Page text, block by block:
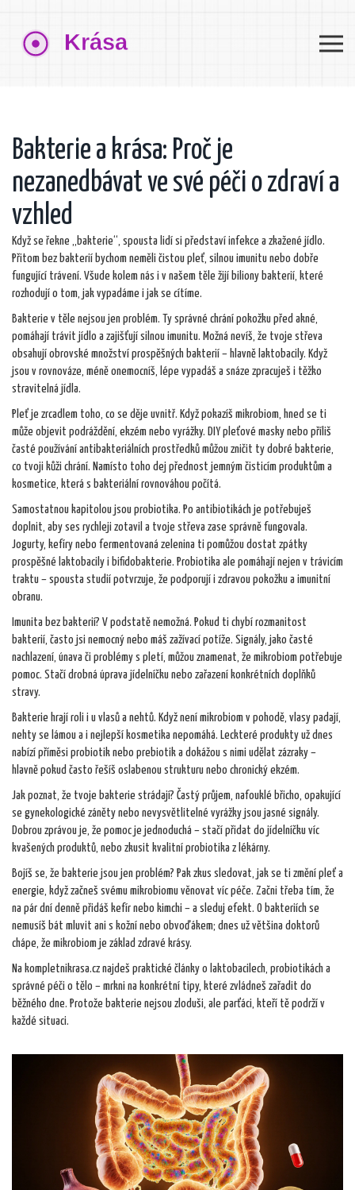
Bakterie a krása: Proč je
nezanedbávat ve své péči o zdraví a
vzhled
Když se řekne „bakterie“, spousta lidí si představí infekce a zkažené jídlo.
Přitom bez bakterií bychom neměli čistou pleť, silnou imunitu nebo dobře
fungující trávení. Všude kolem nás i v našem těle žijí biliony bakterií, které
rozhodují o tom, jak vypadáme i jak se cítíme.
Bakterie v těle nejsou jen problém. Ty správné chrání pokožku před akné,
pomáhají trávit jídlo a zajišťují silnou imunitu. Možná nevíš, že tvoje střeva
obsahují obrovské množství prospěšných bakterií – hlavně laktobacily. Když
jsou v rovnováze, méně onemocníš, lépe vypadáš a snáze zpracuješ i těžko
stravitelná jídla.
Pleť je zrcadlem toho, co se děje uvnitř. Když pokazíš mikrobiom, hned se ti
může objevit podráždění, ekzém nebo vyrážky. DIY pleťové masky nebo příliš
časté používání antibakteriálních prostředků můžou zničit ty dobré bakterie,
co tvoji kůži chrání. Namísto toho dej přednost jemným čisticím produktům a
kosmetice, která s bakteriální rovnováhou počítá.
Samostatnou kapitolou jsou probiotika. Po antibiotikách je potřebuješ
doplnit, aby ses rychleji zotavil a tvoje střeva zase správně fungovala.
Jogurty, kefíry nebo fermentovaná zelenina ti pomůžou dostat zpátky
prospěšné laktobacily i bifidobakterie. Probiotika ale pomáhají nejen v trávicím
traktu – spousta studií potvrzuje, že podporují i zdravou pokožku a imunitní
obranu.
Imunita bez bakterií? V podstatě nemožná. Pokud ti chybí rozmanitost
bakterií, často jsi nemocný nebo máš zažívací potíže. Signály, jako časté
nachlazení, únava či problémy s pletí, můžou znamenat, že mikrobiom potřebuje
pomoc. Stačí drobná úprava jídelníčku nebo zařazení konkrétních doplňků
stravy.
Bakterie hrají roli i u vlasů a nehtů. Když není mikrobiom v pohodě, vlasy padají,
nehty se lámou a i nejlepší kosmetika nepomáhá. Leckteré produkty už dnes
nabízí příměsi probiotik nebo prebiotik a dokážou s nimi udělat zázraky –
hlavně pokud často řešíš oslabenou strukturu nebo chronický ekzém.
Jak poznat, že tvoje bakterie strádají? Častý průjem, nafouklé břicho, opakující
se gynekologické záněty nebo nevysvětlitelné vyrážky jsou jasné signály.
Dobrou zprávou je, že pomoc je jednoduchá – stačí přidat do jídelníčku víc
kvašených produktů, nebo zkusit kvalitní probiotika z lékárny.
Bojíš se, že bakterie jsou jen problém? Pak zkus sledovat, jak se ti změní pleť a
energie, když začneš svému mikrobiomu věnovat víc péče. Začni třeba tím, že
na pár dní denně přidáš kefír nebo kimchi – a sleduj efekt. O bakteriích se
nemusíš bát mluvit ani s kožní nebo obvoďákem; dnes už většina doktorů
chápe, že mikrobiom je základ zdravé krásy.
Na kompletnikrasa.cz najdeš praktické články o laktobacilech, probiotikách a
správné péči o tělo – mrkni na konkrétní tipy, které zvládneš zařadit do
běžného dne. Protože bakterie nejsou zloduši, ale parťáci, kteří tě podrží v
každé situaci.